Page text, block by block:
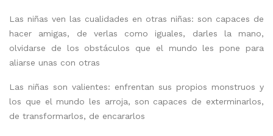
Las niñas ven las cualidades en otras niñas: son capaces de
hacer amigas, de verlas como iguales, darles la mano,
olvidarse de los obstáculos que el mundo les pone para
aliarse unas con otras
Las niñas son valientes: enfrentan sus propios monstruos y
los que el mundo les arroja, son capaces de exterminarlos,
de transformarlos, de encararlos